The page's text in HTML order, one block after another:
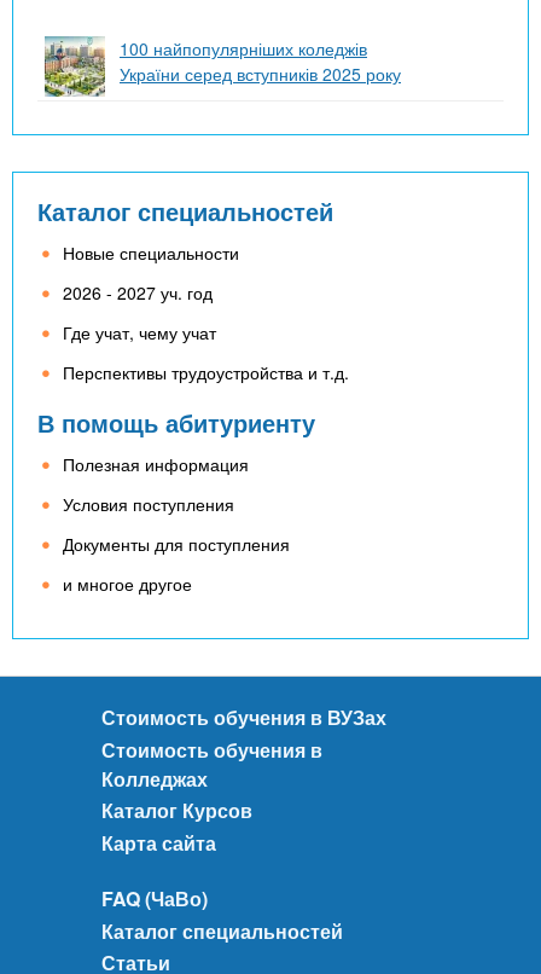
100 найпопулярніших коледжів
України серед вступників 2025 року
Каталог специальностей
Новые специальности
2026 - 2027 уч. год
Где учат, чему учат
Перспективы трудоустройства и т.д.
В помощь абитуриенту
Полезная информация
Условия поступления
Документы для поступления
и многое другое
Стоимость обучения в ВУЗах
Стоимость обучения в
Колледжах
Каталог Курсов
Карта сайта
FAQ (ЧаВо)
Каталог специальностей
Статьи